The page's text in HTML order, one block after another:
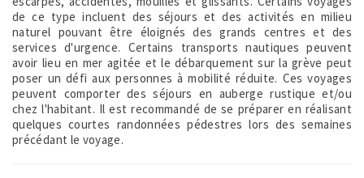
de ce type incluent des séjours et des activités en milieu
naturel pouvant être éloignés des grands centres et des
services d'urgence. Certains transports nautiques peuvent
avoir lieu en mer agitée et le débarquement sur la grève peut
poser un défi aux personnes à mobilité réduite. Ces voyages
peuvent comporter des séjours en auberge rustique et/ou
chez l'habitant. Il est recommandé de se préparer en réalisant
quelques courtes randonnées pédestres lors des semaines
précédant le voyage.